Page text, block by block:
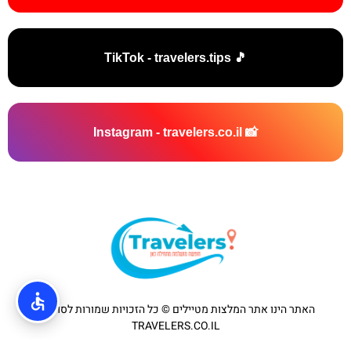
🎵 TikTok - travelers.tips
📸 Instagram - travelers.co.il
האתר הינו אתר המלצות מטיילים © כל הזכויות שמורות לסוכנות
TRAVELERS.CO.IL